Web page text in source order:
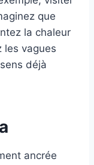
que
la chaleur
les vagues
déjà
ancrée